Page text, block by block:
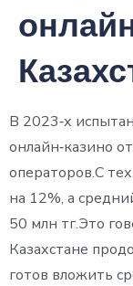
В 2023‑х
онлайн‑казино
операторов.С
на 12%, а
50 млн тг.Это
Казахстане
готов вложить